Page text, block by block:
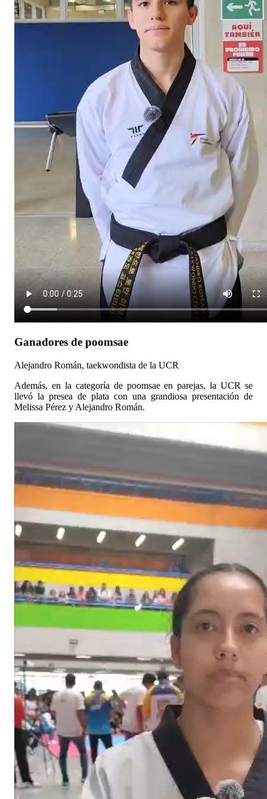
Ganadores de poomsae
Alejandro Román, taekwondista de la UCR
Además, en la categoría de poomsae en parejas, la UCR se
llevó la presea de plata con una grandiosa presentación de
Melissa Pérez y Alejandro Román.